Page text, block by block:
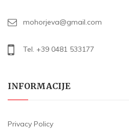
mohorjeva@gmail.com
Tel. +39 0481 533177
INFORMACIJE
Privacy Policy